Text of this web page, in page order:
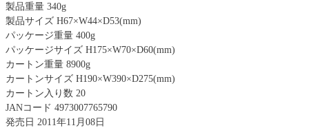
製品重量 340g
製品サイズ H67×W44×D53(mm)
パッケージ重量 400g
パッケージサイズ H175×W70×D60(mm)
カートン重量 8900g
カートンサイズ H190×W390×D275(mm)
カートン入り数 20
JANコード 4973007765790
発売日 2011年11月08日